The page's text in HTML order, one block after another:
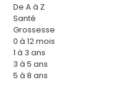
De A à Z
Santé
Grossesse
0 à 12 mois
1 à 3 ans
3 à 5 ans
5 à 8 ans